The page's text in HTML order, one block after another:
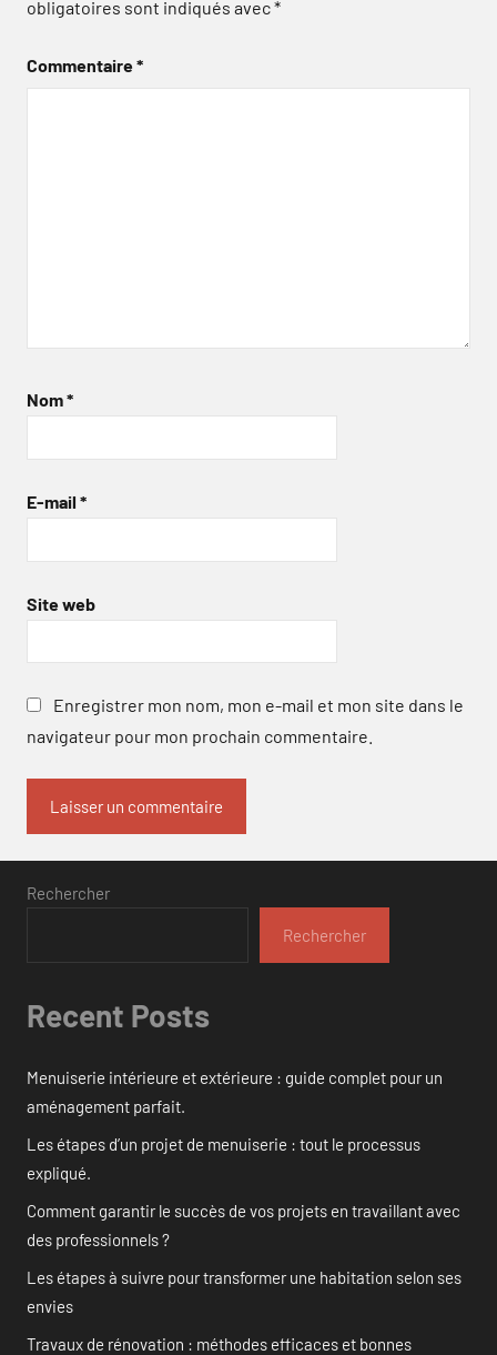
obligatoires sont indiqués avec*
Commentaire*
Nom*
E-mail *
Site web
Enregistrer mon nom, mon e-mail et mon site dans le
navigateur pour mon prochain commentaire.
Rechercher
Rechercher
Recent Posts
Menuiserie intérieure et extérieure : guide complet pour un
aménagement parfait.
Les étapes d’un projet de menuiserie : tout le processus
expliqué.
Comment garantir le succès de vos projets en travaillant avec
des professionnels ?
Les étapes à suivre pour transformer une habitation selon ses
envies
Travaux de rénovation : méthodes efficaces et bonnes